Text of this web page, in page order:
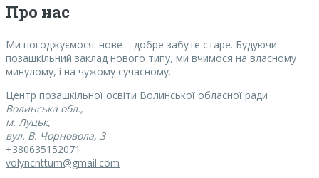
Про нас
Ми погоджуємося: нове – добре забуте старе. Будуючи
позашкільний заклад нового типу, ми вчимося на власному
минулому, і на чужому сучасному.
Центр позашкільної освіти Волинської обласної ради
Волинська обл.,
м. Луцьк,
вул. В. Чорновола, 3
+380635152071
volyncnttum@gmail.com